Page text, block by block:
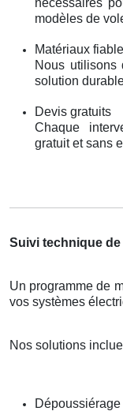
modèles de
Matériaux
Nous utilisons
solution
Devis gratuits
Chaque
gratuit et sans
Suivi technique
Un programme de
vos systèmes
Nos solutions